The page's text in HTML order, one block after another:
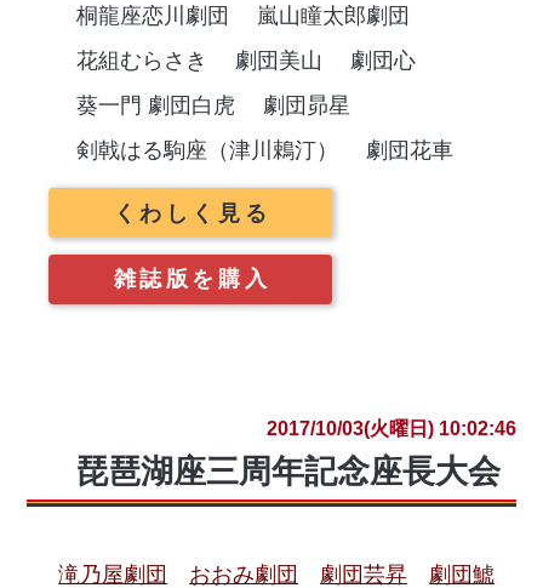
桐龍座恋川劇団
嵐山瞳太郎劇団
花組むらさき
劇団美山
劇団心
葵一門 劇団白虎
劇団昴星
剣戟はる駒座（津川鵣汀）
劇団花車
くわしく見る
雑誌版を購入
2017/10/03(火曜日) 10:02:46
琵琶湖座三周年記念座長大会
滝乃屋劇団 おおみ劇団 劇団芸昇
劇団鯱